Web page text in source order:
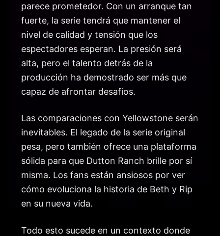
parece prometedor. Con un arranque tan
fuerte, la serie tendrá que mantener el
nivel de calidad y tensión que los
espectadores esperan. La presión será
alta, pero el talento detrás de la
producción ha demostrado ser más que
capaz de afrontar desafíos.
Las comparaciones con Yellowstone serán
inevitables. El legado de la serie original
pesa, pero también ofrece una plataforma
sólida para que Dutton Ranch brille por sí
misma. Los fans están ansiosos por ver
cómo evoluciona la historia de Beth y Rip
en su nueva vida.
Todo esto sucede en un contexto donde